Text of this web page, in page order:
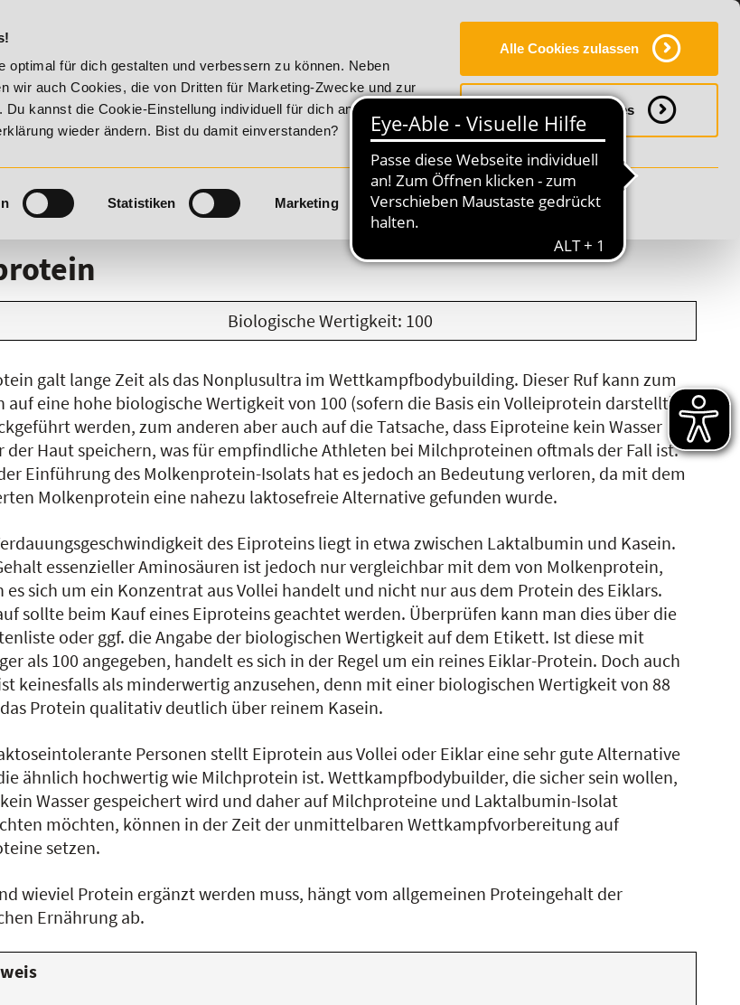
optimal für dich gestalten und verbessern zu können. Neben
wir auch Cookies, die von Dritten für Marketing-Zwecke und zur
kannst die Cookie-Einstellung individuell für dich anpassen
wieder ändern. Bist du damit einverstanden?
Statistiken Marketing Details anzeigen
Alle Cookies zulassen
Notwendige Cookies
KONTAKT FAQ ONLINE-CAMPUS
Vitality! 20% Rabatt bis 17. August 2026 - Summer Vitality! 20% Rabatt bis 17. August 2026 - Summer
K L O P S T
Biologische Wertigkeit: 100
galt lange Zeit als das Nonplusultra im Wettkampfbodybuilding. Dieser Ruf kann zum
auf eine hohe biologische Wertigkeit von 100 (sofern die Basis ein Volleiprotein darstellt),
werden, zum anderen aber auch auf die Tatsache, dass Eiproteine kein Wasser
der Haut speichern, was für empfindliche Athleten bei Milchproteinen oftmals der Fall ist.
Einführung des Molkenprotein-Isolats hat es jedoch an Bedeutung verloren, da mit dem
Molkenprotein eine nahezu laktosefreie Alternative gefunden wurde.
des Eiproteins liegt in etwa zwischen Laktalbumin und Kasein.
essenzieller Aminosäuren ist jedoch nur vergleichbar mit dem von Molkenprotein,
es sich um ein Konzentrat aus Vollei handelt und nicht nur aus dem Protein des Eiklars.
sollte beim Kauf eines Eiproteins geachtet werden. Überprüfen kann man dies über die
oder ggf. die Angabe der biologischen Wertigkeit auf dem Etikett. Ist diese mit
als 100 angegeben, handelt es sich in der Regel um ein reines Eiklar-Protein. Doch auch
keinesfalls als minderwertig anzusehen, denn mit einer biologischen Wertigkeit von 88
Protein qualitativ deutlich über reinem Kasein.
Personen stellt Eiprotein aus Vollei oder Eiklar eine sehr gute Alternative
ähnlich hochwertig wie Milchprotein ist. Wettkampfbodybuilder, die sicher sein wollen,
Wasser gespeichert wird und daher auf Milchproteine und Laktalbumin-Isolat
möchten, können in der Zeit der unmittelbaren Wettkampfvorbereitung auf
setzen.
wieviel Protein ergänzt werden muss, hängt vom allgemeinen Proteingehalt der
Ernährung ab.